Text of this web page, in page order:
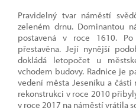
Pravidelný tvar náměstí
zeleném drnu. Dominantou
postavená v roce 1610.
přestavěna. Její nynější
dokládá letopočet u
vchodem budovy. Radnice je
vedení města Jeseníku a části
rekonstrukci v roce 2010
v roce 2017 na náměstí vrátila